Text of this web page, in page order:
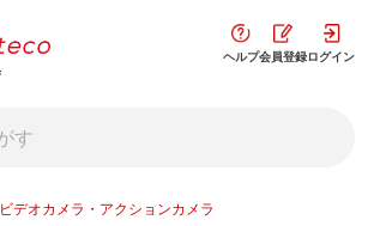
ヘルプ会員登録ログイン
ビデオカメラ・アクションカメラ